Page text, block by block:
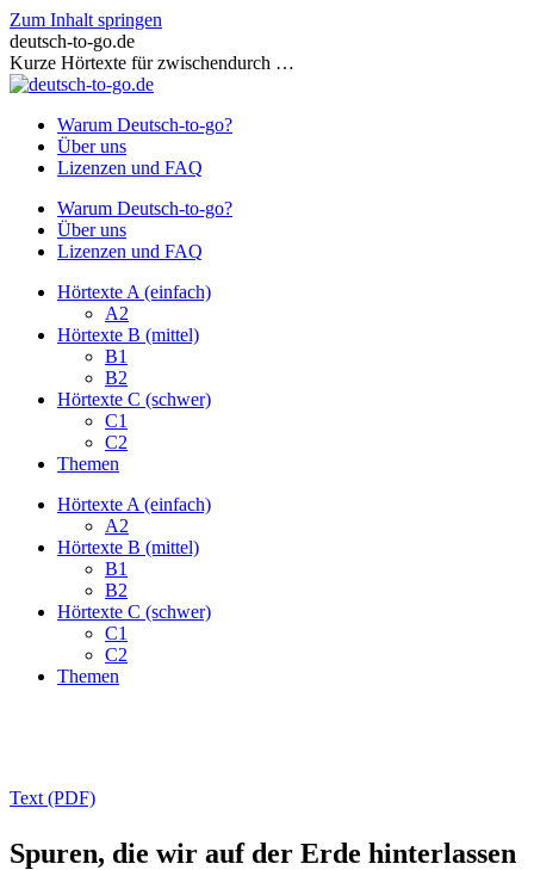
Zum Inhalt springen
deutsch-to-go.de
Kurze Hörtexte für zwischendurch …
Warum Deutsch-to-go?
Über uns
Lizenzen und FAQ
Warum Deutsch-to-go?
Über uns
Lizenzen und FAQ
Hörtexte A (einfach)
A2
Hörtexte B (mittel)
B1
B2
Hörtexte C (schwer)
C1
C2
Themen
Hörtexte A (einfach)
A2
Hörtexte B (mittel)
B1
B2
Hörtexte C (schwer)
C1
C2
Themen
Text (PDF)
Spuren, die wir auf der Erde hinterlassen